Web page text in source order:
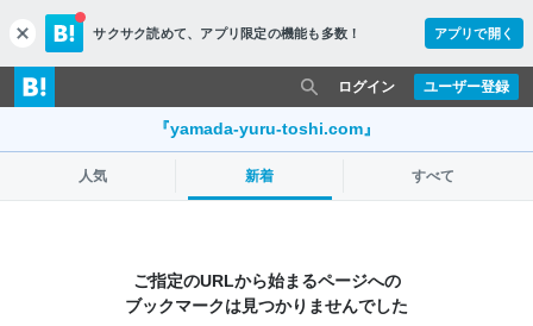
c
l
o
s
サクサク読めて、 アプリ限定の機能も多数！ アプリで開く
ユーザー登録
ログイン
『yamada-yuru-toshi.com』
人気 新着 すべて
ご指定のURLから始まるページへの
ブックマークは見つかりませんでした